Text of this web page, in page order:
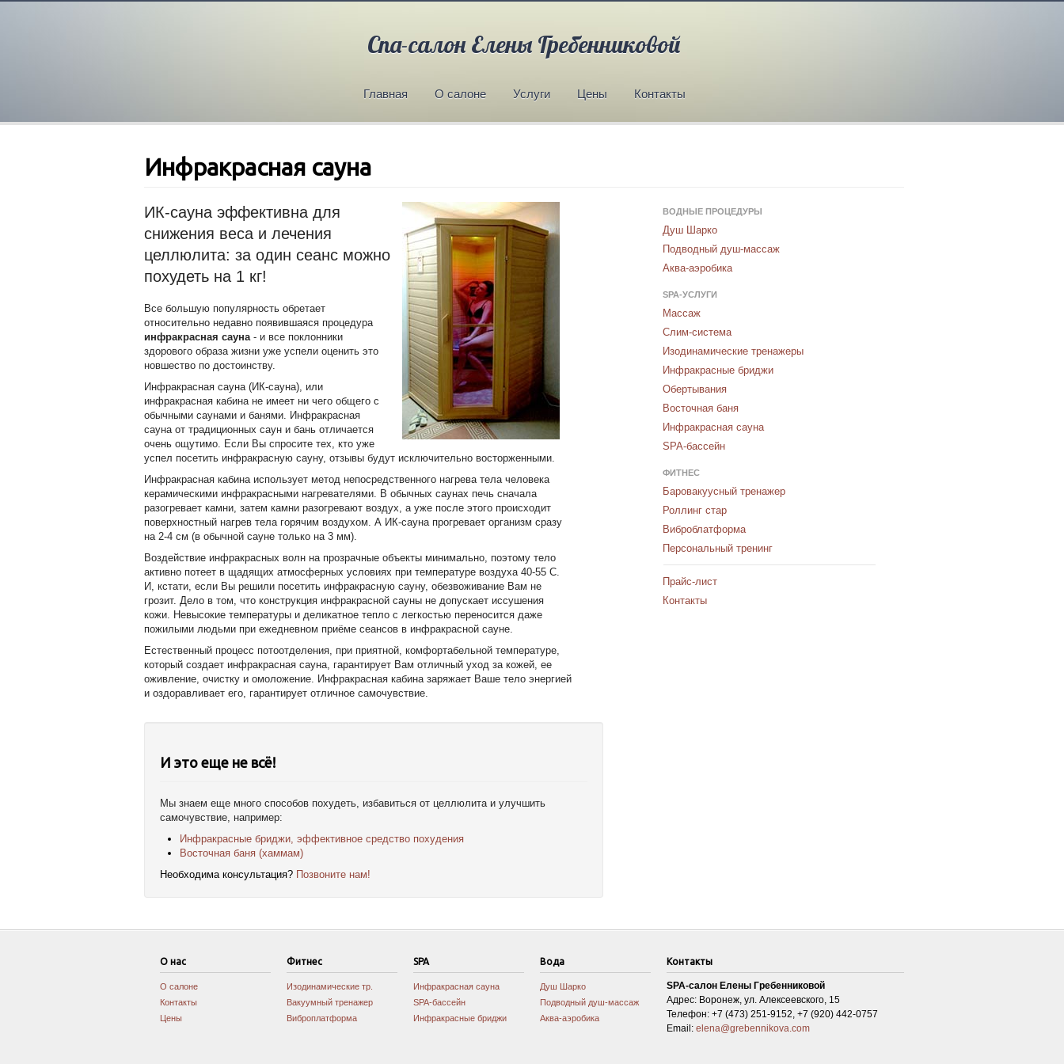
Спа-салон Елены Гребенниковой
Главная О салоне Услуги Цены Контакты
Инфракрасная сауна
ИК-сауна эффективна для
снижения веса и лечения
целлюлита: за один сеанс можно
похудеть на 1 кг!
Все большую популярность обретает
относительно недавно появившаяся процедура
инфракрасная сауна- и все поклонники
здорового образа жизни уже успели оценить это
новшество по достоинству.
Инфракрасная сауна (ИК-сауна), или
инфракрасная кабина не имеет ни чего общего с
обычными саунами и банями. Инфракрасная
сауна от традиционных саун и бань отличается
очень ощутимо. Если Вы спросите тех, кто уже
успел посетить инфракрасную сауну, отзывы будут исключительно восторженными.
Инфракрасная кабина использует метод непосредственного нагрева тела человека
керамическими инфракрасными нагревателями. В обычных саунах печь сначала
разогревает камни, затем камни разогревают воздух, а уже после этого происходит
поверхностный нагрев тела горячим воздухом. А ИК-сауна прогревает организм сразу
на 2-4 см (в обычной сауне только на 3 мм).
Воздействие инфракрасных волн на прозрачные объекты минимально, поэтому тело
активно потеет в щадящих атмосферных условиях при температуре воздуха 40-55 С.
И, кстати, если Вы решили посетить инфракрасную сауну, обезвоживание Вам не
грозит. Дело в том, что конструкция инфракрасной сауны не допускает иссушения
кожи. Невысокие температуры и деликатное тепло с легкостью переносится даже
пожилыми людьми при ежедневном приёме сеансов в инфракрасной сауне.
Естественный процесс потоотделения, при приятной, комфортабельной температуре,
который создает инфракрасная сауна, гарантирует Вам отличный уход за кожей, ее
оживление, очистку и омоложение. Инфракрасная кабина заряжает Ваше тело энергией
и оздоравливает его, гарантирует отличное самочувствие.
ВОДНЫЕ ПРОЦЕДУРЫ
Душ Шарко
Подводный душ-массаж
Аква-аэробика
SPA-УСЛУГИ
Массаж
Слим-система
Изодинамические тренажеры
Инфракрасные бриджи
Обертывания
Восточная баня
Инфракрасная сауна
SPA-бассейн
ФИТНЕС
Баровакуусный тренажер
Роллинг стар
Виброблатформа
Персональный тренинг
Прайс-лист
Контакты
И это еще не всё!
Мы знаем еще много способов похудеть, избавиться от целлюлита и улучшить
самочувствие, например:
Инфракрасные бриджи, эффективное средство похудения
Восточная баня (хаммам)
Необходима консультация? Позвоните нам!
О нас
О салоне
Контакты
Цены
Фитнес
Изодинамические тр.
Вакуумный тренажер
Виброплатформа
SPA
Инфракрасная сауна
SPA-бассейн
Инфракрасные бриджи
Вода
Душ Шарко
Подводный душ-массаж
Аква-аэробика
Контакты
SPA-салон Елены Гребенниковой
Адрес: Воронеж, ул. Алексеевского, 15
Телефон: +7 (473) 251-9152, +7 (920) 442-0757
Email: elena@grebennikova.com